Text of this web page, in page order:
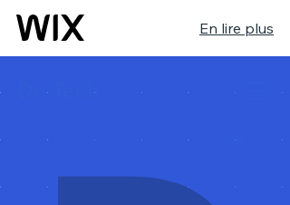
En lire plus